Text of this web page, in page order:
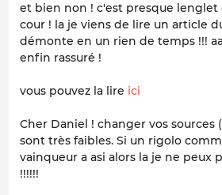
et bien non ! c'est presque lenglet
cour ! la je viens de lire un article
démonte en un rien de temps !!!
enfin rassuré !
vous pouvez la lire ici
Cher Daniel ! changer vos sources (
sont très faibles. Si un rigolo
vainqueur a asi alors la je ne peux
!!!!!!